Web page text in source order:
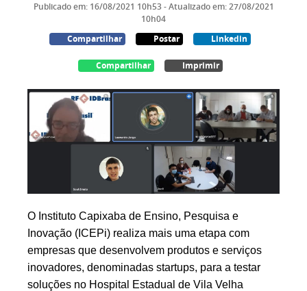
Publicado em: 16/08/2021 10h53 - Atualizado em: 27/08/2021
10h04
Compartilhar
Postar Linkedin
Compartilhar Imprimir
O Instituto Capixaba de Ensino, Pesquisa e
Inovação (ICEPi) realiza mais uma etapa com
empresas que desenvolvem produtos e serviços
inovadores, denominadas startups, para a testar
soluções no Hospital Estadual de Vila Velha